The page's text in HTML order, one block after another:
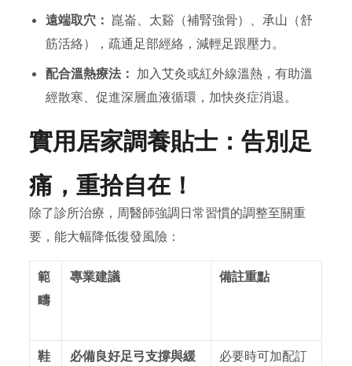
遠端取穴： 崑崙、太谿（補腎強骨）、承山（舒
筋活絡），疏通足部經絡，減輕足跟壓力。
配合溫熱療法： 加入艾灸或紅外線溫熱，有助溫
經散寒、促進深層血液循環，加快炎症消退。
實用居家調養貼士：告別足
痛，重拾自在！
除了診所治療，周醫師強調日常習慣的調整至關重
要，能大幅降低復發風險：
範
疇
專業建議 備註重點
鞋
必備良好足弓支撐與緩
必要時可加配訂